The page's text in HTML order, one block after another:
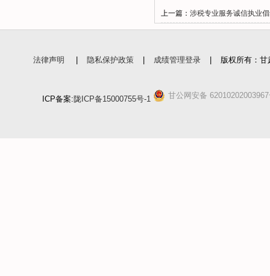
上一篇： 涉税专业服务诚信执业
法律声明 隐私保护政策 成绩管理登录 版权所有：
ICP备案:陇ICP备15000755号-1 甘公网安备